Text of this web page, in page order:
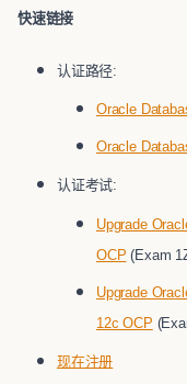
快速链接
认证路径:
Oracle
Oracle
认证考试:
Upgrade
OCP (Exam
Upgrade
12c OCP
现在注册